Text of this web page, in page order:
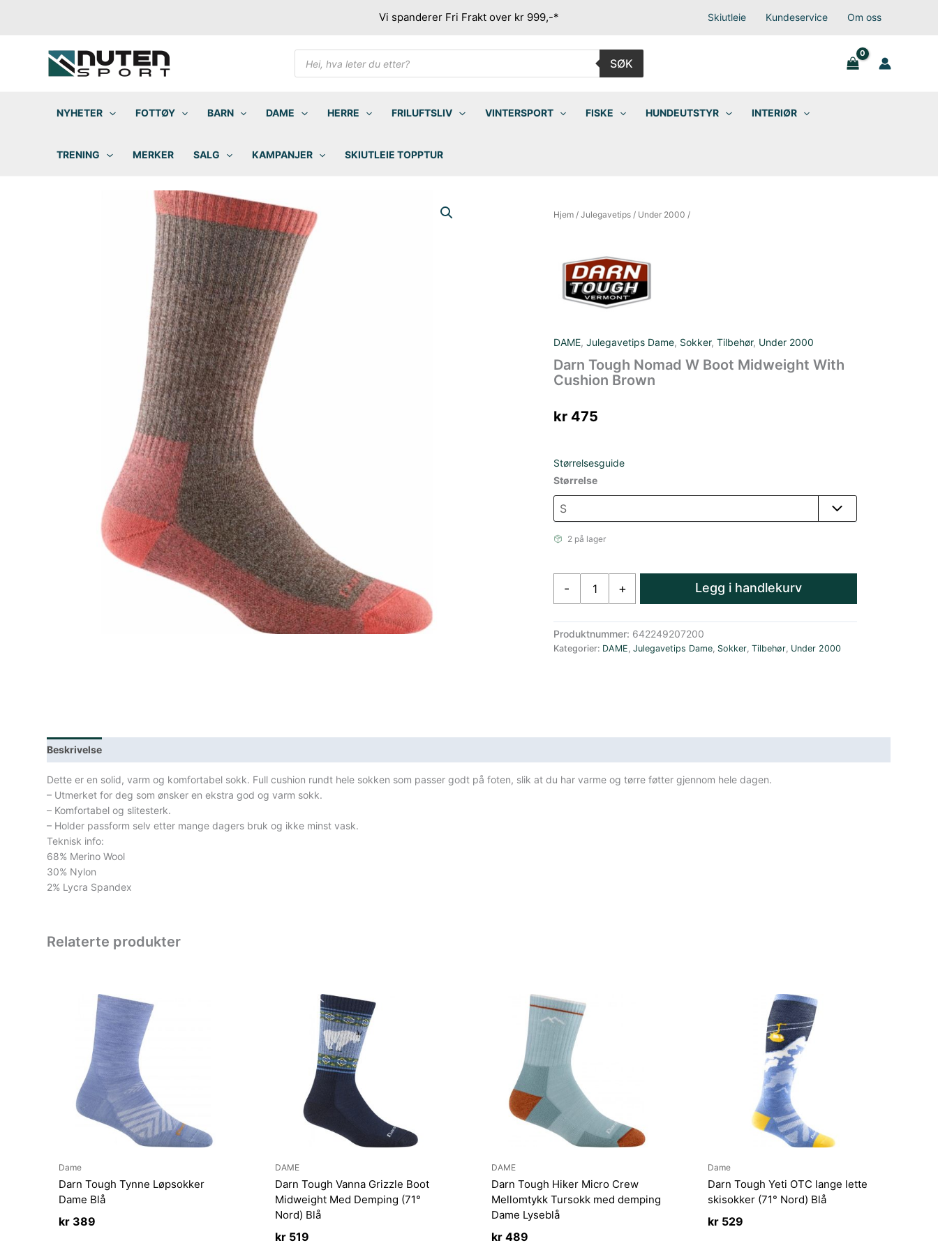
Vi spanderer Fri Frakt over kr 999,-* Skiutleie Kundeservice Om oss
Products
search
SØK
NYHETER FOTTØY BARN DAME HERRE FRILUFTSLIV VINTERSPORT FISKE HUNDEUTSTYR INTERIØR
TRENING MERKER SALG KAMPANJER SKIUTLEIE TOPPTUR
Hjem/ Julegavetips/ Under 2000 /
DAME, Julegavetips Dame, Sokker, Tilbehør, Under 2000
Darn Tough Nomad W Boot Midweight With
Cushion Brown
kr475
Størrelsesguide
Størrelse
2 på lager
-
W
Boot
Midweight
+ Legg i handlekurv
Produktnummer: 642249207200
Kategorier: DAME, Julegavetips Dame, Sokker, Tilbehør, Under 2000
Beskrivelse
Dette er en solid, varm og komfortabel sokk. Full cushion rundt hele sokken som passer godt på foten, slik at du har varme og tørre føtter gjennom hele dagen.
– Utmerket for deg som ønsker en ekstra god og varm sokk.
– Komfortabel og slitesterk.
– Holder passform selv etter mange dagers bruk og ikke minst vask.
Teknisk info:
68% Merino Wool
30% Nylon
2% Lycra Spandex
Relaterte produkter
Dame
Darn Tough Tynne Løpsokker
Dame Blå
kr 389
DAME
Darn Tough Vanna Grizzle Boot
Midweight Med Demping (71°
Nord) Blå
kr519
DAME
Darn Tough Hiker Micro Crew
Mellomtykk Tursokk med demping
Dame Lyseblå
kr489
Dame
Darn Tough Yeti OTC lange lette
skisokker (71° Nord) Blå
kr529